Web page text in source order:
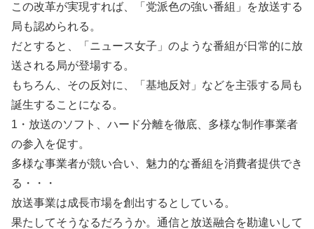
この改革が実現すれば、「党派色の強い番組」を放送する
局も認められる。
だとすると、「ニュース女子」のような番組が日常的に放
送される局が登場する。
もちろん、その反対に、「基地反対」などを主張する局も
誕生することになる。
1・放送のソフト、ハード分離を徹底、多様な制作事業者
の参入を促す。
多様な事業者が競い合い、魅力的な番組を消費者提供でき
る・・・
放送事業は成長市場を創出するとしている。
果たしてそうなるだろうか。通信と放送融合を勘違いして